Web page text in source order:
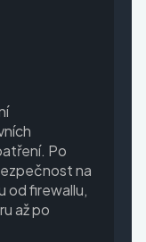
Po
na
od firewallu,
až po